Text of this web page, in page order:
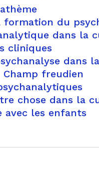
formation du
dans la
cliniques
dans
Champ freudien
chose dans la
avec les enfants